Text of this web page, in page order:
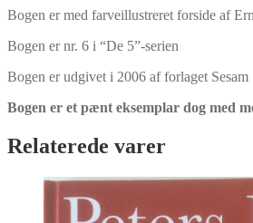
Bogen er med farveillustreret forside af
Bogen er nr. 6 i “De 5”-serien
Bogen er udgivet i 2006 af forlaget Sesam
Bogen er et pænt eksemplar dog med
Relaterede varer